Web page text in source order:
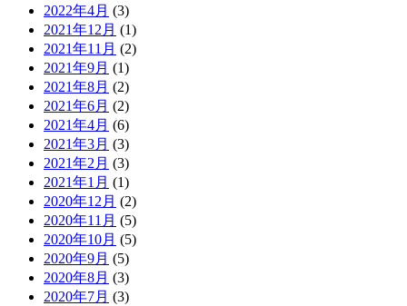
2022年4月 (3)
2021年12月 (1)
2021年11月 (2)
2021年9月 (1)
2021年8月 (2)
2021年6月 (2)
2021年4月 (6)
2021年3月 (3)
2021年2月 (3)
2021年1月 (1)
2020年12月 (2)
2020年11月 (5)
2020年10月 (5)
2020年9月 (5)
2020年8月 (3)
2020年7月 (3)